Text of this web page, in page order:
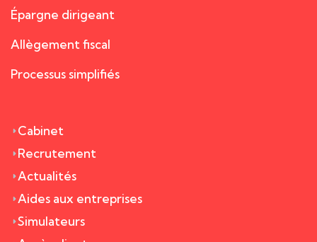
Épargne dirigeant
Allègement fiscal
Processus simplifiés
Cabinet
Recrutement
Actualités
Aides aux entreprises
Simulateurs